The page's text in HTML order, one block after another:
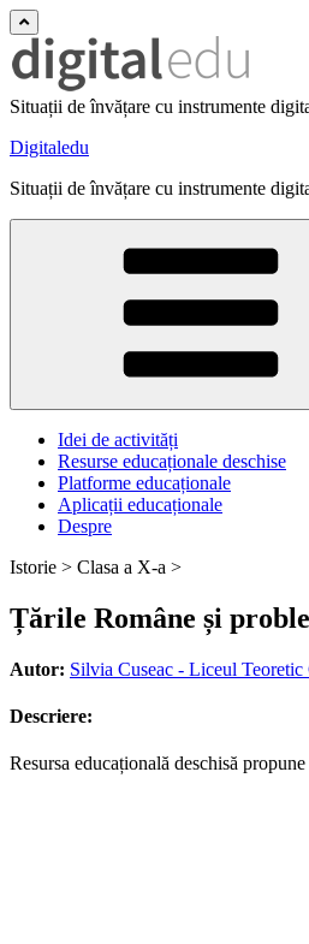
Situații de învățare cu instrumente
Digitaledu
Situații de învățare cu instrumente
Idei de activități
Resurse educaționale deschise
Platforme educaționale
Aplicații educaționale
Despre
Istorie > Clasa a X-a >
Țările Române și
Autor: Silvia Cuseac - Liceul
Descriere:
Resursa educațională deschisă